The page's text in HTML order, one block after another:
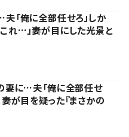
「俺に全部任せろ」しか
れ…」妻が目にした光景と
妻に…夫「俺に全部任せ
妻が目を疑った『まさかの